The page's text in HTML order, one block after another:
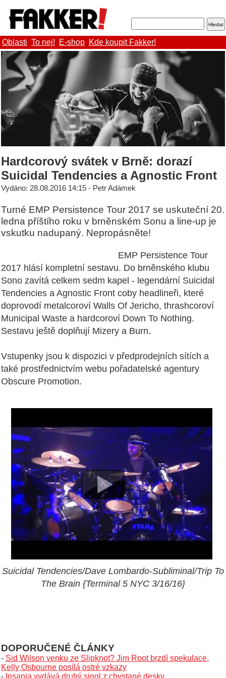
Oblasti To nej! E-shop Kde koupit Fakker!
Hardcorový svátek v Brně: dorazí
Suicidal Tendencies a Agnostic Front
Vydáno: 28.08.2016 14:15 - Petr Adámek
Turné EMP Persistence Tour 2017 se uskuteční 20.
ledna příštího roku v brněnském Sonu a line-up je
vskutku nadupaný. Nepropásněte!
EMP Persistence Tour
2017 hlásí kompletní sestavu. Do brněnského klubu
Sono zavítá celkem sedm kapel - legendární Suicidal
Tendencies a Agnostic Front coby headlineři, které
doprovodí metalcoroví Walls Of Jericho, thrashcoroví
Municipal Waste a hardcoroví Down To Nothing.
Sestavu ještě doplňují Mizery a Burn.
Vstupenky jsou k dispozici v předprodejních sítích a
také prostřednictvím webu pořadatelské agentury
Obscure Promotion.
Suicidal Tendencies/Dave Lombardo-Subliminal/Trip To
The Brain {Terminal 5 NYC 3/16/16}
DOPORUČENÉ ČLÁNKY
- Sid Wilson venku ze Slipknot? Jim Root brzdí spekulace,
Kelly Osbourne posílá ostré vzkazy
- Insania vydává druhý singl z chystané desky